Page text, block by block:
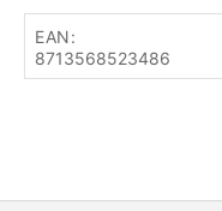
EAN:
8713568523486